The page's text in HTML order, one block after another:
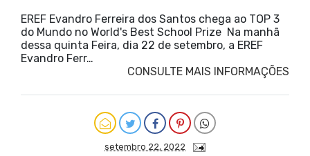
EREF Evandro Ferreira dos Santos chega ao TOP 3
do Mundo no World's Best School Prize Na manhã
dessa quinta Feira, dia 22 de setembro, a EREF
Evandro Ferr…
CONSULTE MAIS INFORMAÇÕES
setembro 22, 2022